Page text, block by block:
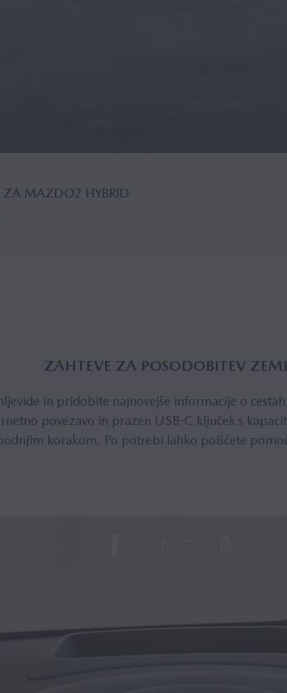
ZA MAZDO2 HYBRID
ZAHTEVE ZA POSODOBITEV
in pridobite najnovejše informacije o
povezavo in prazen USB-C ključek s
korakom. Po potrebi lahko poiščete